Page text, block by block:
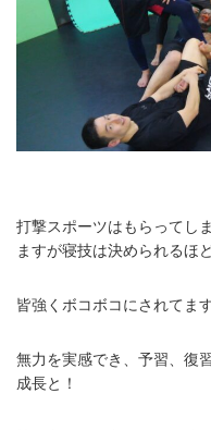
打撃スポーツはもらってし
ますが寝技は決められるほ
皆強くボコボコにされてま
無力を実感でき、予習、復
成長と！